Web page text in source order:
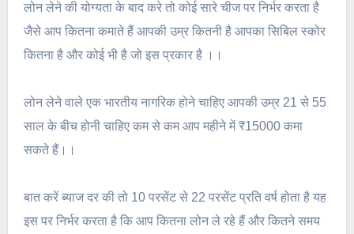
लोन लेने की योग्यता के बाद करे तो कोई सारे चीज पर निर्भर करता है
जैसे आप कितना कमाते हैं आपकी उम्र कितनी है आपका सिबिल स्कोर
कितना है और कोई भी है जो इस प्रकार है ।।
लोन लेने वाले एक भारतीय नागरिक होने चाहिए आपकी उम्र 21 से 55
साल के बीच होनी चाहिए कम से कम आप महीने में ₹15000 कमा
सकते हैं।।
बात करें ब्याज दर की तो 10 परसेंट से 22 परसेंट प्रति वर्ष होता है यह
इस पर निर्भर करता है कि आप कितना लोन ले रहे हैं और कितने समय